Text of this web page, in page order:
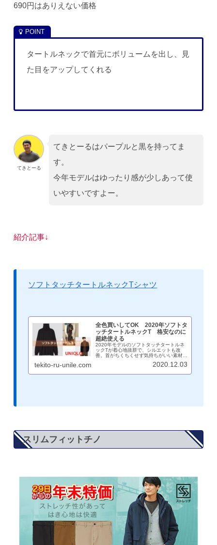
690円はありえない価格
タートルネックで首元にボリュームを出し、見
た目をアップしてくれる
てきとーる
てきとーるはパープルと黒を持ってま
す。
今年モデルはゆったり感が少しあって使
いやすいですよー。
紹介記事↓
ソフトタッチタートルネックTシャツ
全色買いしてOK 2020年ソフトタ
ッチタートルネックT 格安なのに
超絶使える
2020年モデルのソフトタッチタートルネ
ックTが着心地抜群で、シルエットも改
善。首がちくちくせず気持ちがいい素材
で、1枚でも十分通用する見た目。価格は
1000円と格安でコスパ最強。正直全色買
tekito-ru-unile.com 2020.12.03
スリムフィットチノ